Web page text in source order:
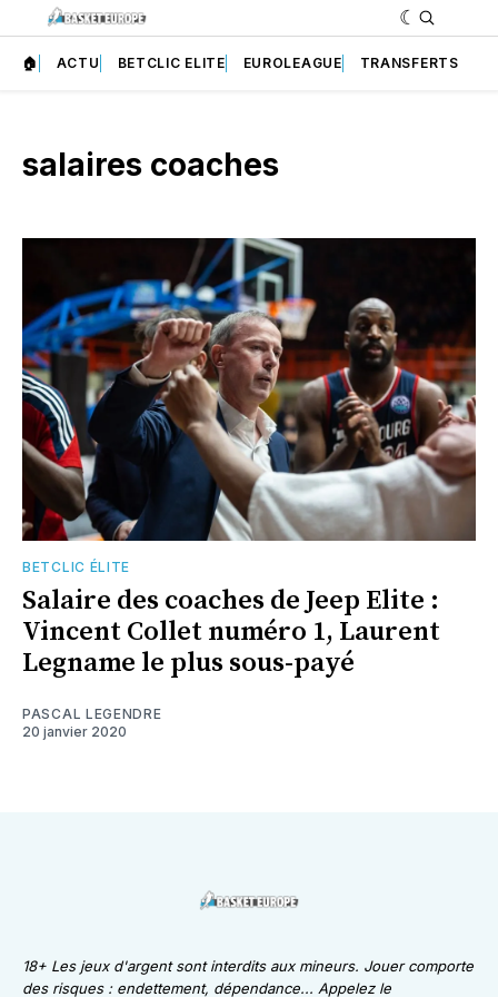
🏠 ACTU BETCLIC ELITE EUROLEAGUE TRANSFERTS
salaires coaches
BETCLIC ÉLITE
Salaire des coaches de Jeep Elite :
Vincent Collet numéro 1, Laurent
Legname le plus sous-payé
PASCAL LEGENDRE
20 janvier 2020
18+ Les jeux d'argent sont interdits aux mineurs. Jouer comporte
des risques : endettement, dépendance... Appelez le